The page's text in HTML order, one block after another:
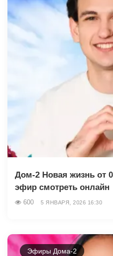
Дом-2 Новая жизнь от
эфир смотреть онлайн
600 5 ЯНВАРЯ, 2026 16:30
Эфиры Дома-2